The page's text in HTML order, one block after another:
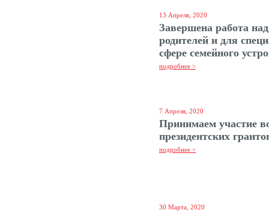
13 Апреля, 2020
Завершена работа
родителей и для
сфере семейного
подробнее >
7 Апреля, 2020
Принимаем участие
президентских
подробнее >
30 Марта, 2020